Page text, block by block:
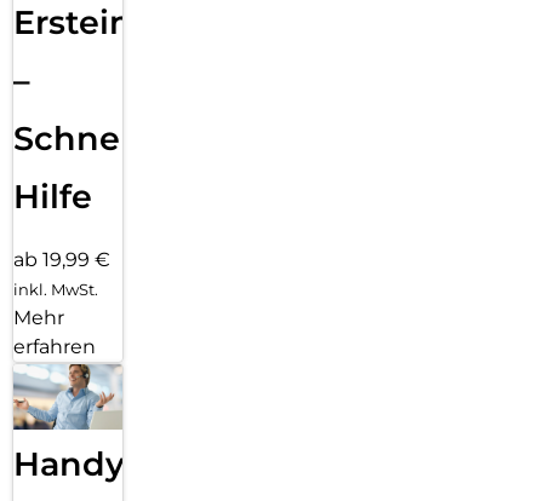
Ersteinrichtung
–
Schnelle
Hilfe
ab 19,99 €
inkl. MwSt.
Mehr
erfahren
Handy